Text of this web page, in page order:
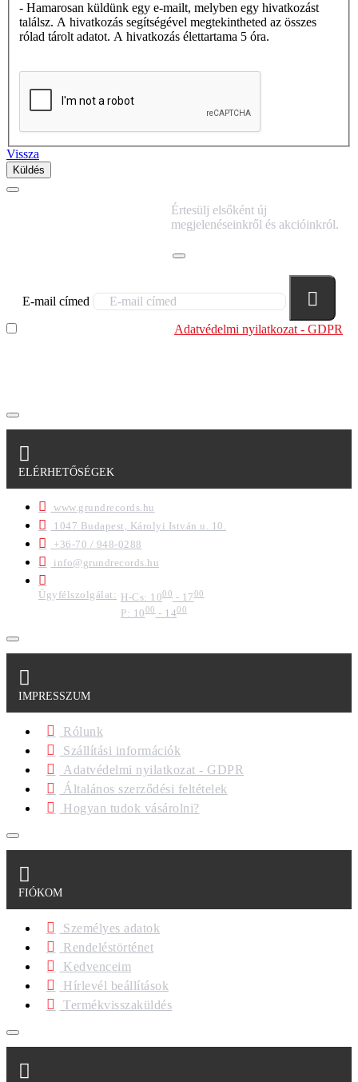
- Hamarosan küldünk egy e-mailt, melyben egy hivatkozást
találsz. A hivatkozás segítségével megtekintheted az összes
rólad tárolt adatot. A hivatkozás élettartama 5 óra.
Vissza
Értesülj elsőként új
megjelenéseinkről és akcióinkról.
E-mail címed
Adatvédelmi nyilatkozat - GDPR
ELÉRHETŐSÉGEK
www.grundrecords.hu
1047 Budapest, Károlyi István u. 10.
+36-70 / 948-0288
info@grundrecords.hu
Ügyfélszolgálat: H-Cs: 1000 - 1700
P: 1000- 1400
IMPRESSZUM
Rólunk
Szállítási információk
Adatvédelmi nyilatkozat - GDPR
Általános szerződési feltételek
Hogyan tudok vásárolni?
FIÓKOM
Személyes adatok
Rendeléstörténet
Kedvenceim
Hírlevél beállítások
Termékvisszaküldés